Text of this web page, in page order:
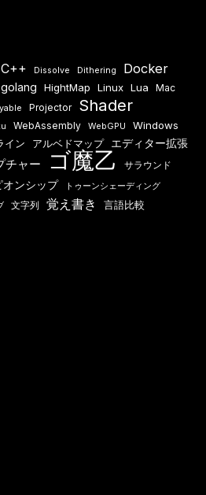
C++ Dissolve Dithering Docker
golang HightMap Linux Lua Mac
Projector Shader
WebAssembly WebGPU Windows
イン アルベドマップ エディター拡張
チャー ゴ魔乙 サラウンド
オンシップ トゥーンシェーディング
文字列 覚え書き 言語比較